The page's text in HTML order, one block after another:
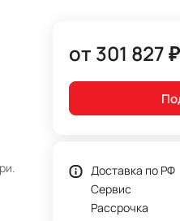
от 301 827 ₽
Доставка по РФ
Сервис
Рассрочка